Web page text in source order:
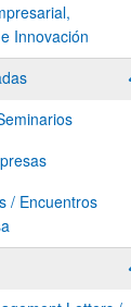
Innovación
/ Encuentros